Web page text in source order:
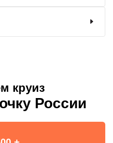
круиз
России